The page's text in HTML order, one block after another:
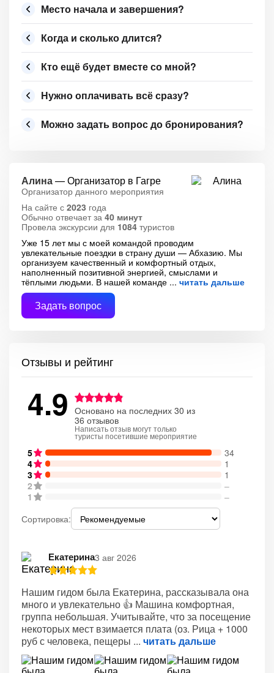
Место начала и завершения?
Когда и сколько длится?
Кто ещё будет вместе со мной?
Нужно оплачивать всё сразу?
Можно задать вопрос до бронирования?
Алина— Организатор в Гагре
Организатор данного мероприятия
На сайте с 2023 года
Обычно отвечает за 40 минут
Провела экскурсии для 1084 туристов
Уже 15 лет мы с моей командой проводим
увлекательные поездки в страну души — Абхазию. Мы
организуем качественный и комфортный отдых,
наполненный позитивной энергией, смыслами и
тёплыми людьми. В нашей команде
читать дальше
Задать вопрос
Отзывы и рейтинг
4.9 Основано на последних 30 из
36 отзывов
Написать отзыв могут только
туристы посетившие мероприятие
5
34
4
1
3
1
2
–
1
–
Сортировка:
Екатерина3 авг 2026
Нашим гидом была Екатерина, рассказывала она
много и увлекательно 👍 Машина комфортная,
группа небольшая. Учитывайте, что за посещение
некоторых мест взимается плата (оз. Рица + 1000
руб с человека, пещеры
читать дальше